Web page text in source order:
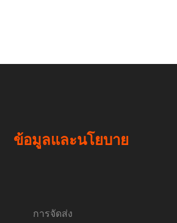
ข้อมูลและนโยบาย
การจัดส่ง